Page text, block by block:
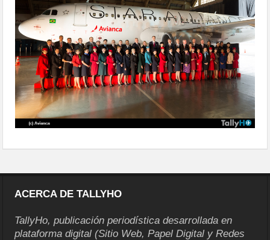
ACERCA DE TALLYHO
TallyHo, publicación periodística desarrollada en
plataforma digital (Sitio Web, Papel Digital y Redes